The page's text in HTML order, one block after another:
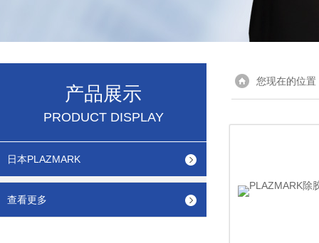
产品展示
PRODUCT DISPLAY
日本PLAZMARK
查看更多
您现在的位置